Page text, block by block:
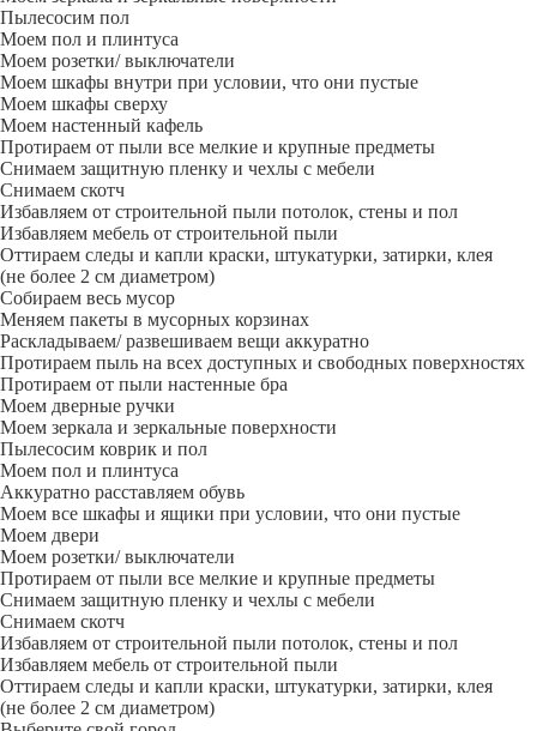
Пылесосим пол
Моем пол и плинтуса
Моем розетки/ выключатели
Моем шкафы внутри при условии, что они пустые
Моем шкафы сверху
Моем настенный кафель
Протираем от пыли все мелкие и крупные предметы
Снимаем защитную пленку и чехлы с мебели
Снимаем скотч
Избавляем от строительной пыли потолок, стены и пол
Избавляем мебель от строительной пыли
Оттираем следы и капли краски, штукатурки, затирки, клея
(не более 2 см диаметром)
Собираем весь мусор
Меняем пакеты в мусорных корзинах
Раскладываем/ развешиваем вещи аккуратно
Протираем пыль на всех доступных и свободных поверхностях
Протираем от пыли настенные бра
Моем дверные ручки
Моем зеркала и зеркальные поверхности
Пылесосим коврик и пол
Моем пол и плинтуса
Аккуратно расставляем обувь
Моем все шкафы и ящики при условии, что они пустые
Моем двери
Моем розетки/ выключатели
Протираем от пыли все мелкие и крупные предметы
Снимаем защитную пленку и чехлы с мебели
Снимаем скотч
Избавляем от строительной пыли потолок, стены и пол
Избавляем мебель от строительной пыли
Оттираем следы и капли краски, штукатурки, затирки, клея
(не более 2 см диаметром)